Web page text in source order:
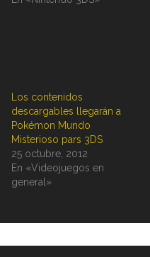
Los contenidos
descargables llegarán a
Pokémon Mundo
Misterioso pars 3DS
25 octubre, 2012
En «Videojuegos en
general»